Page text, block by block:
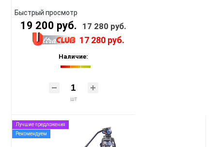
Быстрый просмотр
19 200 руб. 17 280 руб.
17 280 руб.
Наличие:
шт
Лучшие предложения
Рекомендуем